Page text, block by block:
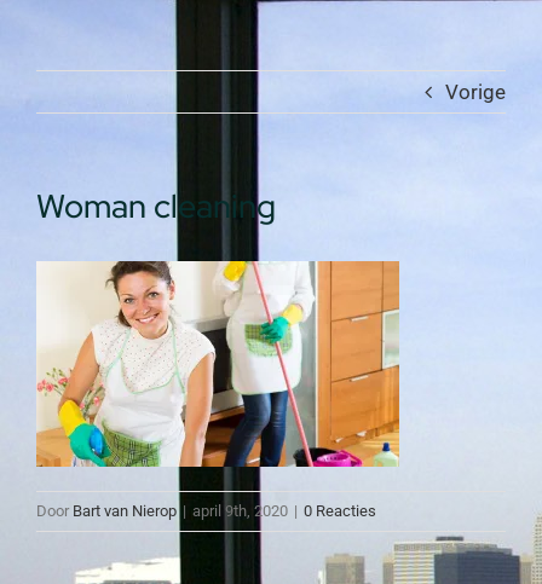
Vorige
Woman cleaning
Door Bart van Nierop | april 9th, 2020 | 0 Reacties